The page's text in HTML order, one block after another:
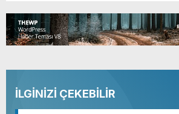
İLGİNİZİ ÇEKEBİLİR